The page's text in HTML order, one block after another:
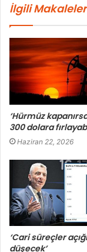
İlgili Makaleler
‘Hürmüz
300 dolara
Haziran 22, 2026
‘Cari süreçler
düşecek’